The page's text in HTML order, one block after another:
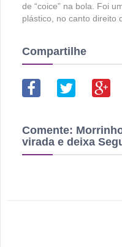
de “coice” na bola. Foi
plástico, no canto direito
Compartilhe
Comente:
virada e deixa